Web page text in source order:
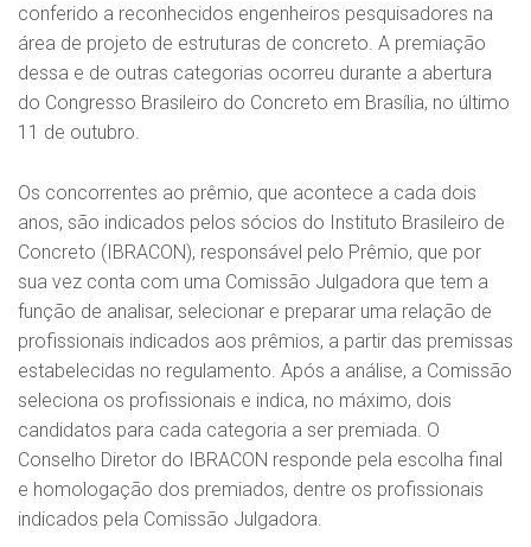
conferido a reconhecidos engenheiros pesquisadores na
área de projeto de estruturas de concreto. A premiação
dessa e de outras categorias ocorreu durante a abertura
do Congresso Brasileiro do Concreto em Brasília, no último
11 de outubro.
Os concorrentes ao prêmio, que acontece a cada dois
anos, são indicados pelos sócios do Instituto Brasileiro de
Concreto (IBRACON), responsável pelo Prêmio, que por
sua vez conta com uma Comissão Julgadora que tem a
função de analisar, selecionar e preparar uma relação de
profissionais indicados aos prêmios, a partir das premissas
estabelecidas no regulamento. Após a análise, a Comissão
seleciona os profissionais e indica, no máximo, dois
candidatos para cada categoria a ser premiada. O
Conselho Diretor do IBRACON responde pela escolha final
e homologação dos premiados, dentre os profissionais
indicados pela Comissão Julgadora.